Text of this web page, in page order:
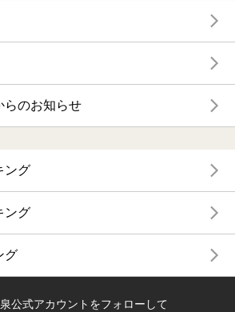
らのお知らせ
ング
ング
グ
公式アカウントをフォローして